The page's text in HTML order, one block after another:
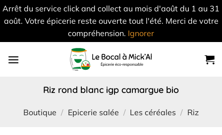
Arrêt du service click and collect au mois d'août du 1 au 31
août. Votre épicerie reste ouverte tout l'été. Merci de votre
compréhension. Ignorer
riz rond blanc igp camargue bio
Boutique / Epicerie salée / Les céréales / Riz